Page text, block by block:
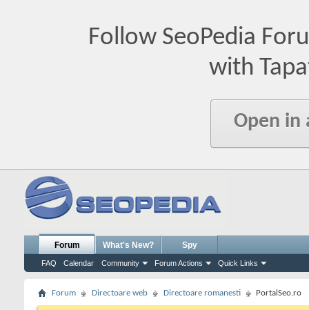
Follow SeoPedia
with
Open in
Forum
FAQ Calendar Community Forum Actions Quick Links
What's New? Spy
Forum Directoare web Directoare romanesti PortalSeo.ro